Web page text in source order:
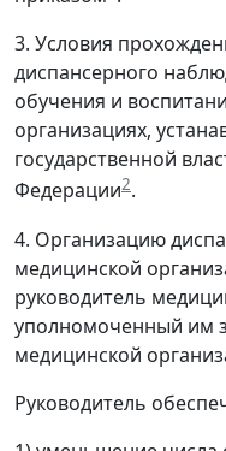
3. Условия
диспансерного
обучения и
организациях,
государственной
Федерации2.
4. Организацию
медицинской
руководитель
уполномоченный им
медицинской
Руководитель